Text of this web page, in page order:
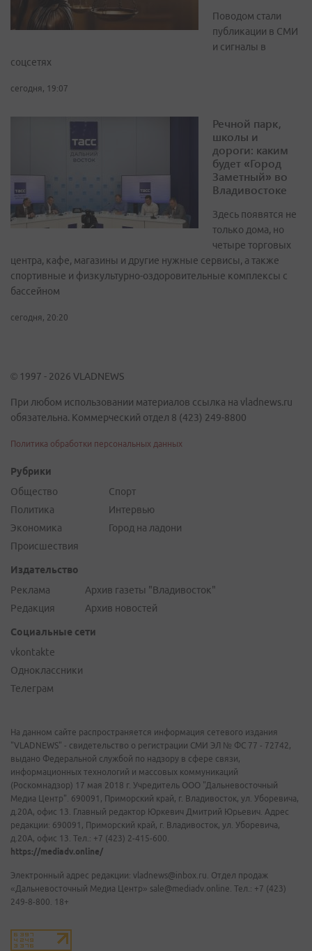
Поводом стали
публикации в СМИ
и сигналы в
соцсетях
сегодня, 19:07
Речной парк,
школы и
дороги: каким
будет «Город
Заметный» во
Владивостоке
Здесь появятся не
только дома, но
четыре торговых
центра, кафе, магазины и другие нужные сервисы, а также
спортивные и физкультурно-оздоровительные комплексы с
бассейном
сегодня, 20:20
© 1997 - 2026 VLADNEWS
При любом использовании материалов ссылка на vladnews.ru
обязательна. Коммерческий отдел 8 (423) 249-8800
Политика обработки персональных данных
Рубрики
Общество
Политика
Экономика
Происшествия
Спорт
Интервью
Город на ладони
Издательство
Реклама
Редакция
Архив газеты "Владивосток"
Архив новостей
Социальные сети
vkontakte
Одноклассники
Телеграм
На данном сайте распространяется информация сетевого издания
"VLADNEWS" - свидетельство о регистрации СМИ ЭЛ № ФС 77 - 72742,
выдано Федеральной службой по надзору в сфере связи,
информационных технологий и массовых коммуникаций
(Роскомнадзор) 17 мая 2018 г. Учредитель ООО "Дальневосточный
Медиа Центр". 690091, Приморский край, г. Владивосток, ул. Уборевича,
д.20А, офис 13. Главный редактор Юркевич Дмитрий Юрьевич. Адрес
редакции: 690091, Приморский край, г. Владивосток, ул. Уборевича,
д.20А, офис 13. Тел.: +7 (423) 2-415-600.
https://mediadv.online/
Электронный адрес редакции: vladnews@inbox.ru. Отдел продаж
«Дальневосточный Медиа Центр» sale@mediadv.online. Тел.: +7 (423)
249-8-800. 18+